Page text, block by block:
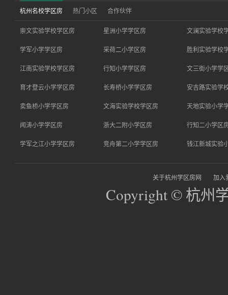
杭州名校学区房 热门小区 合作伙伴
崇文实验学校学区房 星洲小学学区房 文澜实验学校
学军小学学区房 采荷二小学区房 胜利实验学校
江南实验学校学区房 行知小学学区房 文三街小学学
育才登云小学学区房 长寿桥小学学区房 安吉路实验学
卖鱼桥小学学区房 文海实验学校学区房 天地实验小学
闻涛小学学区房 浙大二附小学区房 行知二小学区
学军之江小学学区房 竞舟第二小学学区房 钱江新城实验
关于杭州学区房网 加入
Copyright © 杭州